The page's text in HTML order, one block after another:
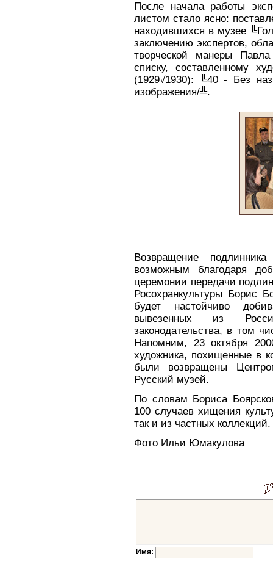
После начала работы
листом стало ясно:
находившихся в музее
заключению экспертов,
творческой манеры
списку, составленному
(1929√1930): ╚40 - Без
изображения/╩.
Возвращение
возможным благодаря
церемонии передачи
Росохранкультуры Борис
будет настойчиво
вывезенных из
законодательства, в том
Напомним, 23 октября
художника, похищенные в
были возвращены
Русский музей.
По словам Бориса
100 случаев хищения
так и из частных коллекций.
Фото Ильи Юмакулова
Имя: